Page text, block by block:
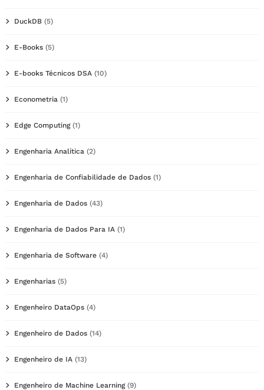
DuckDB (5)
E-Books (5)
E-books Técnicos DSA (10)
Econometria (1)
Edge Computing(1)
Engenharia Analítica (2)
Engenharia de Confiabilidade de Dados (1)
Engenharia de Dados (43)
Engenharia de Dados Para IA (1)
Engenharia de Software (4)
Engenharias (5)
Engenheiro DataOps (4)
Engenheiro de Dados (14)
Engenheiro de IA (13)
Engenheiro de Machine Learning(9)